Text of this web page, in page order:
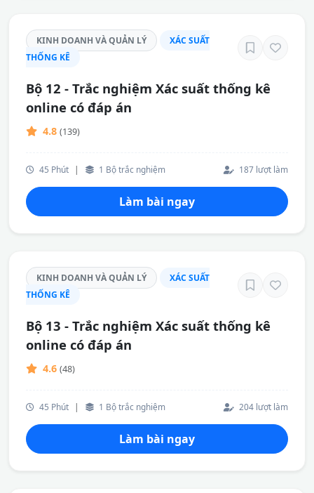
KINH DOANH VÀ QUẢN LÝ
XÁC SUẤT
THỐNG KÊ
Bộ 12 - Trắc nghiệm Xác suất thống kê
online có đáp án
4.8 (139)
45 Phút | 1 Bộ trắc nghiệm 187 lượt làm
Làm bài ngay
KINH DOANH VÀ QUẢN LÝ
XÁC SUẤT
THỐNG KÊ
Bộ 13 - Trắc nghiệm Xác suất thống kê
online có đáp án
4.6 (48)
45 Phút | 1 Bộ trắc nghiệm 204 lượt làm
Làm bài ngay